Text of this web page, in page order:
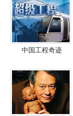
中国工程奇迹